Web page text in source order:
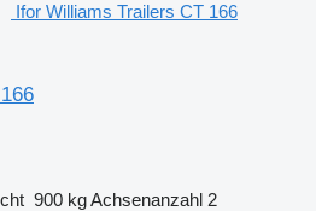
Ifor Williams Trailers CT 166
900 kgAchsenanzahl 2